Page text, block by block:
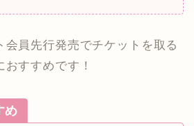
会員先行発売でチケットを取る
すすめです！
め